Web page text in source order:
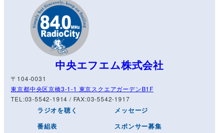
中央エフエム株式会社
〒104-0031
東京都中央区京橋3-1-1 東京スクエアガーデンB1F
TEL:03-5542-1914 / FAX:03-5542-1917
ラジオを聴く
番組表
メッセージ
スポンサー募集